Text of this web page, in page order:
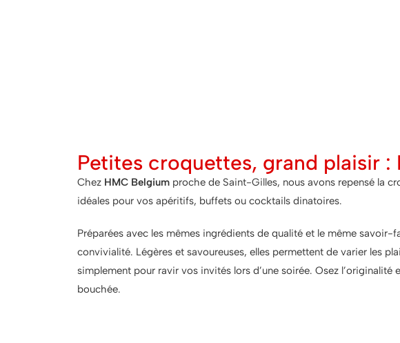
Petites croquettes, grand plaisir
Chez HMC Belgium proche de Saint-Gilles, nous avons repensé la
idéales pour vos apéritifs, buffets ou cocktails dinatoires.
Préparées avec les mêmes ingrédients de qualité et le même savoir-
convivialité. Légères et savoureuses, elles permettent de varier les
simplement pour ravir vos invités lors d’une soirée. Osez l’originalité
bouchée.